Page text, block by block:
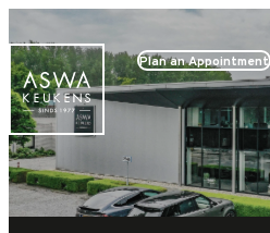
Plan an Appointment